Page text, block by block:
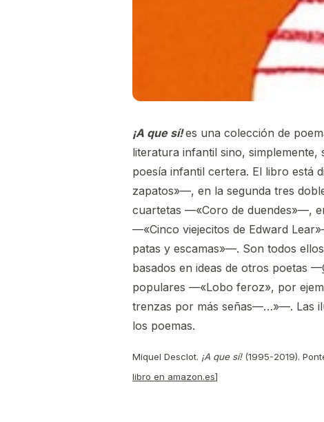
¡A que sí! es una colección de
literatura infantil sino,
poesía infantil certera. El libro está
zapatos»—, en la segunda tres
cuartetas —«Coro de duendes»—,
—«Cinco viejecitos de Edward
patas y escamas»—. Son todos
basados en ideas de otros poetas —
populares —«Lobo feroz», por
trenzas por más señas—…»—. Las
los poemas.
Miquel Desclot. ¡A que sí!(1995-2019).
libro en amazon.es]